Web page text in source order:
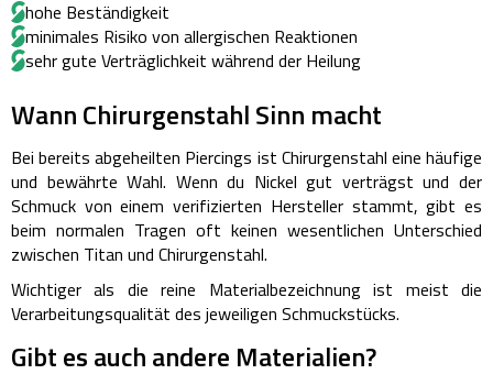
hohe Beständigkeit
minimales Risiko von allergischen Reaktionen
sehr gute Verträglichkeit während der Heilung
Wann Chirurgenstahl Sinn macht
Bei bereits abgeheilten Piercings ist Chirurgenstahl eine häufige
und bewährte Wahl. Wenn du Nickel gut verträgst und der
Schmuck von einem verifizierten Hersteller stammt, gibt es
beim normalen Tragen oft keinen wesentlichen Unterschied
zwischen Titan und Chirurgenstahl.
Wichtiger als die reine Materialbezeichnung ist meist die
Verarbeitungsqualität des jeweiligen Schmuckstücks.
Gibt es auch andere Materialien?